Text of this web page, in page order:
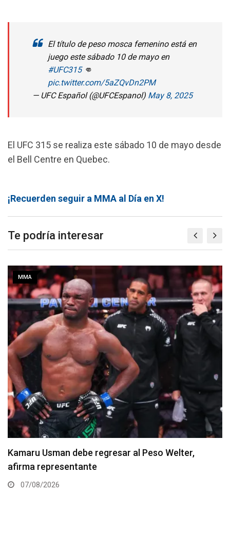
El título de peso mosca femenino está en
juego este sábado 10 de mayo en
#UFC315👊
pic.twitter.com/5aZQvDn2PM
— UFC Español (@UFCEspanol) May 8, 2025
El UFC 315 se realiza este sábado 10 de mayo desde
el Bell Centre en Quebec.
¡Recuerden seguir a MMA al Día en X!
Te podría interesar
MMA
Resultados de los pesajes del UFC Vegas 120:
Gamrot hace peso para pelea con Salkilld
07/08/2026